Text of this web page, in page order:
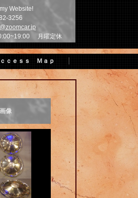
Website!
3256
月曜定休
ｃｅｓｓ Ｍａｐ
像